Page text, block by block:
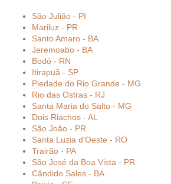
São Julião - PI
Mariluz - PR
Santo Amaro - BA
Jeremoabo - BA
Bodó - RN
Itirapuã - SP
Piedade do Rio Grande - MG
Rio das Ostras - RJ
Santa Maria do Salto - MG
Dois Riachos - AL
São João - PR
Santa Luzia d'Oeste - RO
Trairão - PA
São José da Boa Vista - PR
Cândido Sales - BA